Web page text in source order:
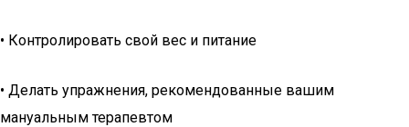
• Контролировать свой вес и питание
• Делать упражнения, рекомендованные вашим
мануальным терапевтом